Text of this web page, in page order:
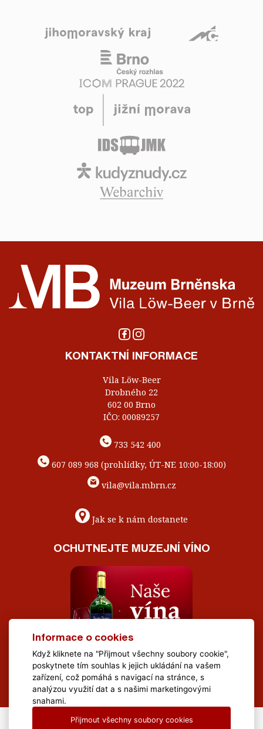
KONTAKTNÍ INFORMACE
Vila Löw-Beer
Drobného 22
602 00 Brno
IČO: 00089257
733 542 400
607 089 968 (prohlídky, ÚT-NE 10:00-18:00)
vila@vila.mbrn.cz
Jak se k nám dostanete
OCHUTNEJTE MUZEJNÍ VÍNO
Informace o cookies
Když kliknete na "Přijmout všechny soubory cookie",
poskytnete tím souhlas k jejich ukládání na vašem
zařízení, což pomáhá s navigací na stránce, s
analýzou využití dat a s našimi marketingovými
snahami.
Přijmout všechny soubory cookies